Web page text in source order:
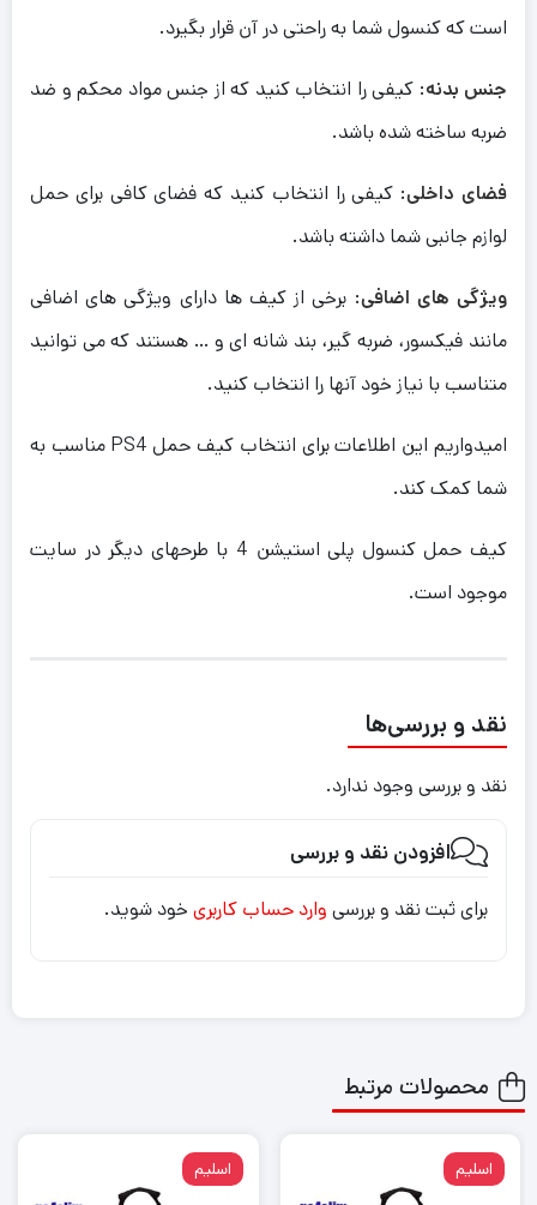
است که کنسول شما به راحتی در آن قرار بگیرد.
جنس بدنه: کیفی را انتخاب کنید که از جنس مواد محکم و ضد
ضربه ساخته شده باشد.
فضای داخلی: کیفی را انتخاب کنید که فضای کافی برای حمل
لوازم جانبی شما داشته باشد.
ویژگی های اضافی: برخی از کیف ها دارای ویژگی های اضافی
مانند فیکسور، ضربه گیر، بند شانه ای و … هستند که می توانید
متناسب با نیاز خود آنها را انتخاب کنید.
امیدواریم این اطلاعات برای انتخاب کیف حمل PS4 مناسب به
شما کمک کند.
کیف حمل کنسول پلی استیشن 4 با طرحهای دیگر در سایت
موجود است.
نقد و بررسی‌ها
نقد و بررسی وجود ندارد.
افزودن نقد و بررسی
برای ثبت نقد و بررسی وارد حساب کاربری خود شوید.
محصولات مرتبط
اسلیم اسلیم